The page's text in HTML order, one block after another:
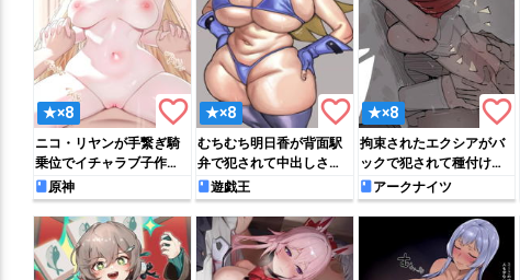
★×8 favorite_border
ニコ・リヤンが手繋ぎ騎
乗位でイチャラブ子作り
Hする♡
原神
★×8 favorite_border
むちむち明日香が背面駅
弁で犯されて中出しされ
たり…♡
遊戯王
★×8 favorite_border
拘束されたエクシアがバ
ックで犯されて種付けさ
れてしまう…
アークナイツ